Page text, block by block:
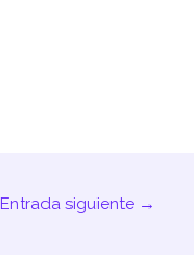
Entrada siguiente →